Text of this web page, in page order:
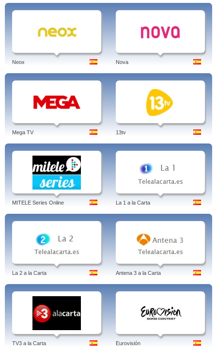
Neox Nova
Mega TV 13tv
MITELE Series Online La 1 a la Carta
La 2 a la Carta Antena 3 a la Carta
TV3 a la Carta Eurovisión